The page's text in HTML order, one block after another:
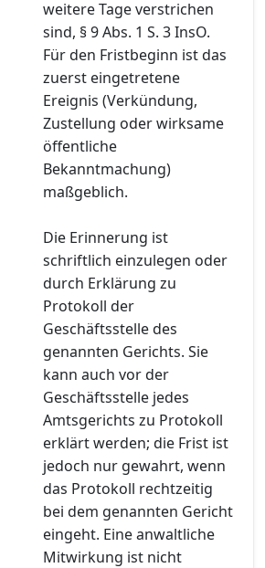
weitere Tage verstrichen
sind, § 9 Abs. 1 S. 3 InsO.
Für den Fristbeginn ist das
zuerst eingetretene
Ereignis (Verkündung,
Zustellung oder wirksame
öffentliche
Bekanntmachung)
maßgeblich.
Die Erinnerung ist
schriftlich einzulegen oder
durch Erklärung zu
Protokoll der
Geschäftsstelle des
genannten Gerichts. Sie
kann auch vor der
Geschäftsstelle jedes
Amtsgerichts zu Protokoll
erklärt werden; die Frist ist
jedoch nur gewahrt, wenn
das Protokoll rechtzeitig
bei dem genannten Gericht
eingeht. Eine anwaltliche
Mitwirkung ist nicht